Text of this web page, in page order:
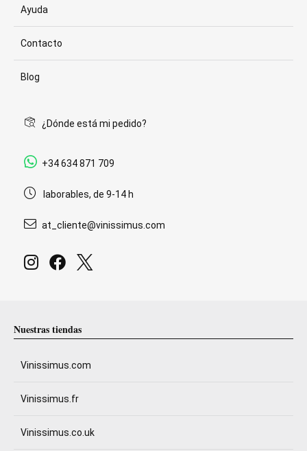
Ayuda
Contacto
Blog
¿Dónde está mi pedido?
+34 634 871 709
laborables, de 9-14 h
at_cliente@vinissimus.com
Nuestras tiendas
Vinissimus.com
Vinissimus.fr
Vinissimus.co.uk